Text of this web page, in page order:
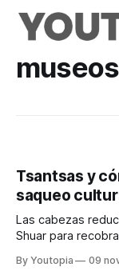
museos
Tsantsas y
saqueo
Las cabezas
Shuar para
By Youtopia 09